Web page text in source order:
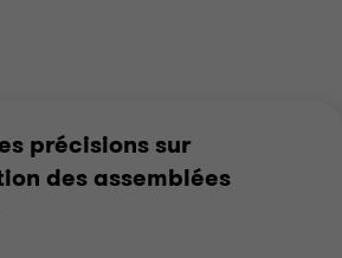
précisions sur
des assemblées